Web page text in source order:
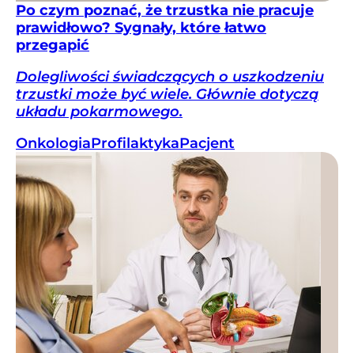
Po czym poznać, że trzustka nie pracuje
prawidłowo? Sygnały, które łatwo
przegapić
Dolegliwości świadczących o uszkodzeniu
trzustki może być wiele. Głównie dotyczą
układu pokarmowego.
OnkologiaProfilaktykaPacjent